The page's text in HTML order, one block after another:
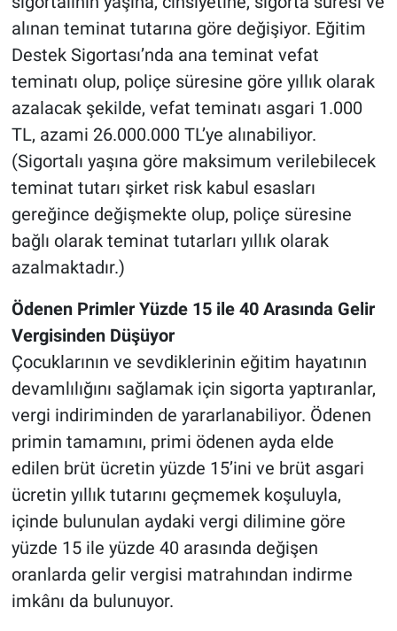
alınan teminat tutarına göre değişiyor. Eğitim
Destek Sigortası’nda ana teminat vefat
teminatı olup, poliçe süresine göre yıllık olarak
azalacak şekilde, vefat teminatı asgari 1.000
TL, azami 26.000.000 TL’ye alınabiliyor.
(Sigortalı yaşına göre maksimum verilebilecek
teminat tutarı şirket risk kabul esasları
gereğince değişmekte olup, poliçe süresine
bağlı olarak teminat tutarları yıllık olarak
azalmaktadır.)
Ödenen Primler Yüzde 15 ile 40 Arasında Gelir
Vergisinden Düşüyor
Çocuklarının ve sevdiklerinin eğitim hayatının
devamlılığını sağlamak için sigorta yaptıranlar,
vergi indiriminden de yararlanabiliyor. Ödenen
primin tamamını, primi ödenen ayda elde
edilen brüt ücretin yüzde 15’ini ve brüt asgari
ücretin yıllık tutarını geçmemek koşuluyla,
içinde bulunulan aydaki vergi dilimine göre
yüzde 15 ile yüzde 40 arasında değişen
oranlarda gelir vergisi matrahından indirme
imkânı da bulunuyor.